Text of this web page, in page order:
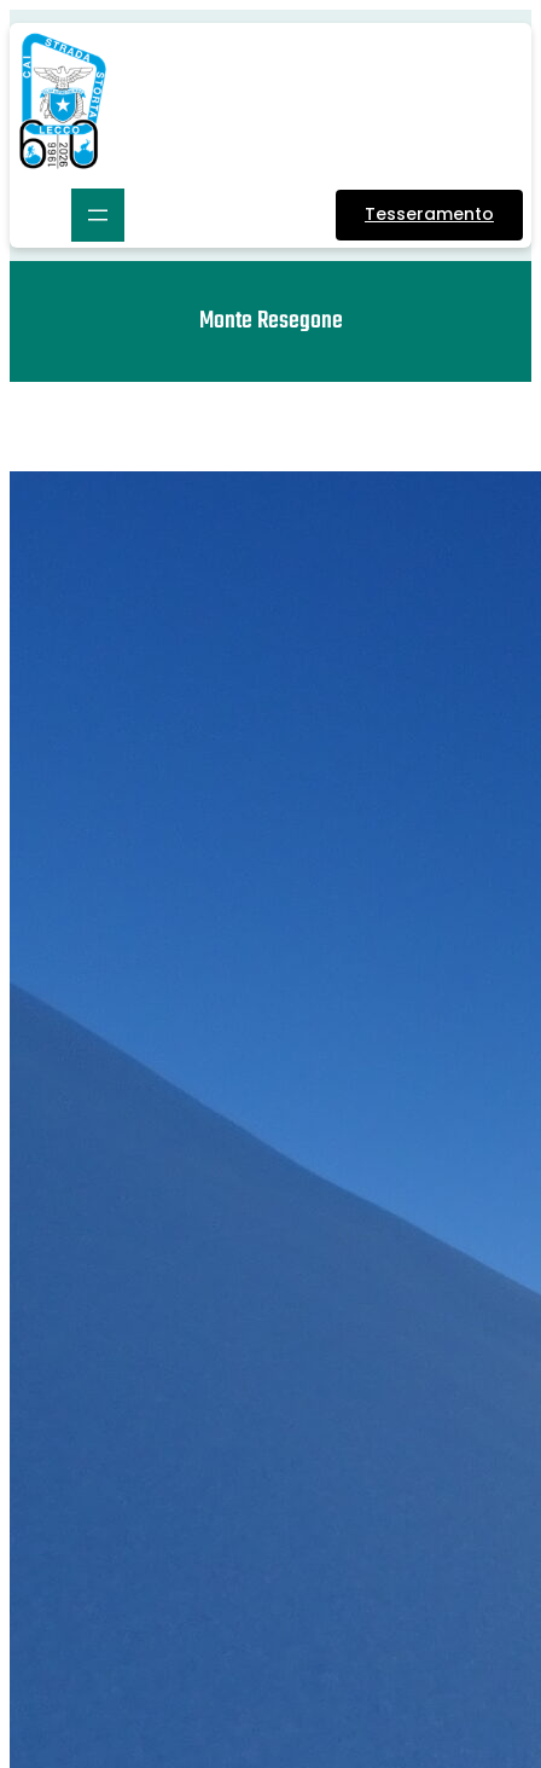
Tesseramento
Monte Resegone